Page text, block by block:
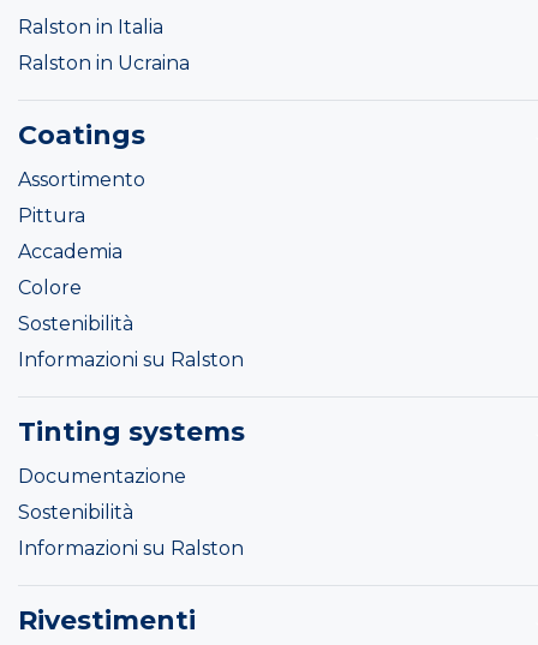
Ralston in Italia
Ralston in Ucraina
Coatings
Assortimento
Pittura
Accademia
Colore
Sostenibilità
Informazioni su Ralston
Tinting systems
Documentazione
Sostenibilità
Informazioni su Ralston
Rivestimenti